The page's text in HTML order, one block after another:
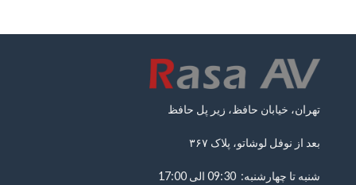
تهران، خیابان حافظ، زیر پل حافظ
بعد از نوفل لوشاتو، پلاک ۳۶۷
شنبه تا چهارشنبه: 09:30 الی 17:00